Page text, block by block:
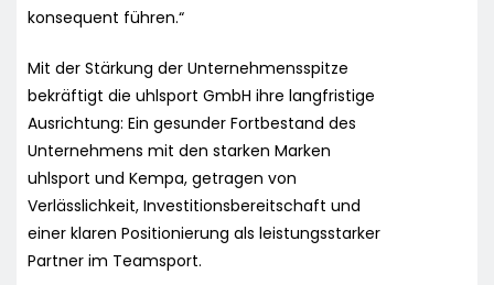
konsequent führen.“
Mit der Stärkung der Unternehmensspitze
bekräftigt die uhlsport GmbH ihre langfristige
Ausrichtung: Ein gesunder Fortbestand des
Unternehmens mit den starken Marken
uhlsport und Kempa, getragen von
Verlässlichkeit, Investitionsbereitschaft und
einer klaren Positionierung als leistungsstarker
Partner im Teamsport.